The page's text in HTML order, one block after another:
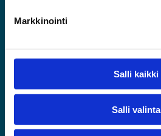
Markkinointi
Salli kaikki
Salli valinta
Business Park Riihimäki
Yhteystiedot